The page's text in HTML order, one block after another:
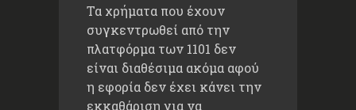
Τα χρήματα που έχουν
συγκεντρωθεί από την
πλατφόρμα των 1101 δεν
είναι διαθέσιμα ακόμα αφού
η εφορία δεν έχει κάνει την
εκκαθάριση για να